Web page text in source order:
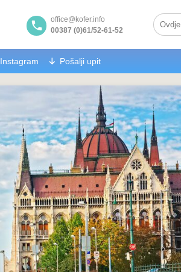
office@kofer.info
00387 (0)61/52-61-52
Instagram Pošalji upit